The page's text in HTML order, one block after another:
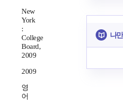
New
York
:
College
Board,
2009
2009
영
어
나